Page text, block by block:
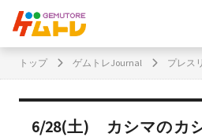
トップ ゲムトレJournal プレス
6/28(土) カシマのカ